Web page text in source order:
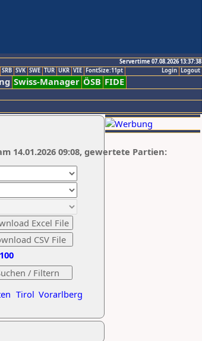
Servertime 07.08.2026 13:37:38
Logout
Login
SRB SVK SWE TUR UKR VIE FontSize:11pt
Swiss-Manager ÖSB FIDE
Tirol Vorarlberg
14.01.2026 09:08, gewertete Partien: